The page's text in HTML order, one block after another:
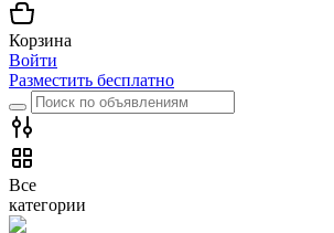
Корзина
Войти
Разместить бесплатно
Все
категории